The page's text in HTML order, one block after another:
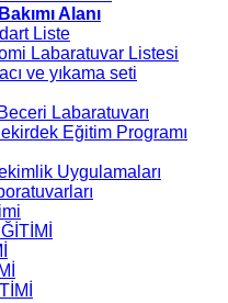
Alanı
Liste
Labaratuvar Listesi
ve yıkama seti
Labaratuvarı
Eğitim Programı
Uygulamaları